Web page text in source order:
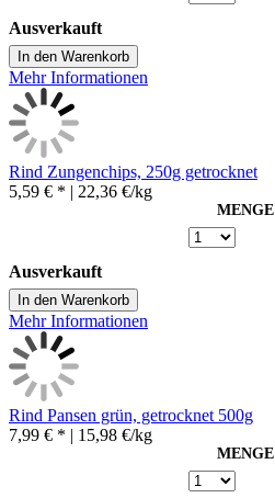
Ausverkauft
In den Warenkorb
Mehr Informationen
Rind Zungenchips, 250g getrocknet
5,59 € * | 22,36 €/kg
MENGE
Ausverkauft
In den Warenkorb
Mehr Informationen
Rind Pansen grün, getrocknet 500g
7,99 € * | 15,98 €/kg
MENGE